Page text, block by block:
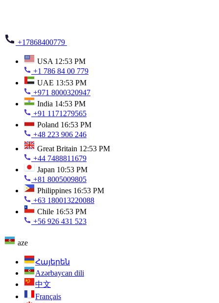
+17868400779
USA 12:53 PM
+1 786 84 00 779
UAE 13:53 PM
+971 8000320947
India 14:53 PM
+91 1171279565
Poland 16:53 PM
+48 223 906 246
Great Britain 12:53 PM
+44 7488811679
Japan 10:53 PM
+81 8005009805
Philippines 16:53 PM
+63 180013220088
Chile 16:53 PM
+56 926 431 523
aze
Հայերեն
Azərbaycan dili
中文
Français